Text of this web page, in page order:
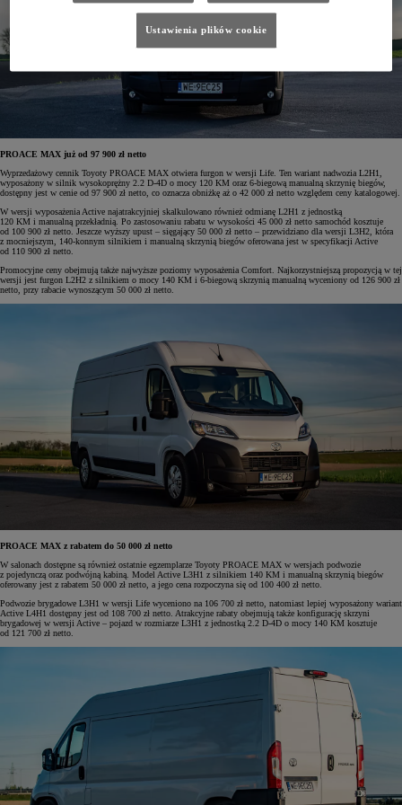
PROACE MAX już od 97 900 zł netto
Wyprzedażowy cennik Toyoty PROACE MAX otwiera furgon w wersji Life. Ten wariant nadwozia L2H1,
wyposażony w silnik wysokoprężny 2.2 D-4D o mocy 120 KM oraz 6-biegową manualną skrzynię biegów,
dostępny jest w cenie od 97 900 zł netto, co oznacza obniżkę aż o 42 000 zł netto względem ceny katalogowej.
W wersji wyposażenia Active najatrakcyjniej skalkulowano również odmianę L2H1 z jednostką
120 KM i manualną przekładnią. Po zastosowaniu rabatu w wysokości 45 000 zł netto samochód kosztuje
od 100 900 zł netto. Jeszcze wyższy upust – sięgający 50 000 zł netto – przewidziano dla wersji L3H2, która
z mocniejszym, 140-konnym silnikiem i manualną skrzynią biegów oferowana jest w specyfikacji Active
od 110 900 zł netto.
Promocyjne ceny obejmują także najwyższe poziomy wyposażenia Comfort. Najkorzystniejszą propozycją w tej
wersji jest furgon L2H2 z silnikiem o mocy 140 KM i 6-biegową skrzynią manualną wyceniony od 126 900 zł
netto, przy rabacie wynoszącym 50 000 zł netto.
PROACE MAX z rabatem do 50 000 zł netto
W salonach dostępne są również ostatnie egzemplarze Toyoty PROACE MAX w wersjach podwozie
z pojedynczą oraz podwójną kabiną. Model Active L3H1 z silnikiem 140 KM i manualną skrzynią biegów
oferowany jest z rabatem 50 000 zł netto, a jego cena rozpoczyna się od 100 400 zł netto.
Podwozie brygadowe L3H1 w wersji Life wyceniono na 106 700 zł netto, natomiast lepiej wyposażony wariant
Active L4H1 dostępny jest od 108 700 zł netto. Atrakcyjne rabaty obejmują także konfigurację skrzyni
brygadowej w wersji Active – pojazd w rozmiarze L3H1 z jednostką 2.2 D-4D o mocy 140 KM kosztuje
od 121 700 zł netto.
Ustawienia plików cookie